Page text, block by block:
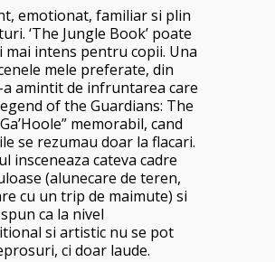
emotionat, familiar si plin
‘The Jungle Book’ poate
mai intens pentru copii. Una
mele preferate, din
amintit de infruntarea care
of the Guardians: The
memorabil, cand
se rezumau doar la flacari.
insceneaza cateva cadre
(alunecare de teren,
cu un trip de maimute) si
ca la nivel
si artistic nu se pot
ci doar laude.